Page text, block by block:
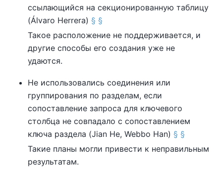
ссылающийся на секционированную таблицу
(Álvaro Herrera) § §
Такое расположение не поддерживается, и
другие способы его создания уже не
удаются.
Не использовались соединения или
группирования по разделам, если
сопоставление запроса для ключевого
столбца не совпадало с сопоставлением
ключа раздела (Jian He, Webbo Han) § §
Такие планы могли привести к неправильным
результатам.